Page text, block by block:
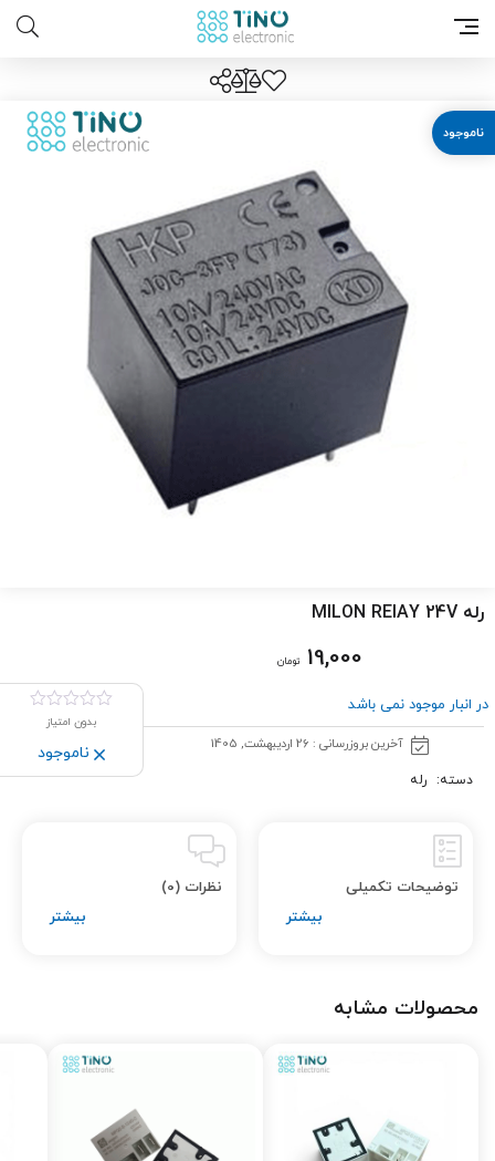
رله MILON RElAY 24V
19,000 تومان
در انبار موجود نمی باشد
آخرین بروزرسانی : 26 اردیبهشت, 1405
بدون امتیاز
ناموجود
دسته: رله
توضیحات تکمیلی نظرات (0)
محصولات مشابه